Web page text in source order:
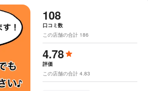
108
口コミ数
この店舗の合計 186
4.78
評価
この店舗の合計 4.83